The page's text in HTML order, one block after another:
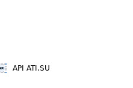
API ATI.SU